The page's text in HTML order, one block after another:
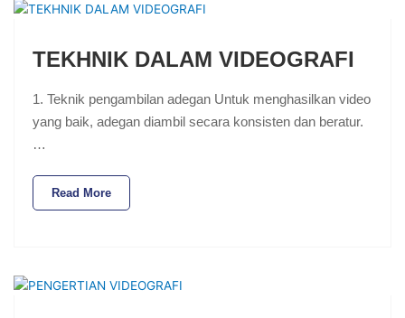
TEKHNIK DALAM VIDEOGRAFI
1. Teknik pengambilan adegan Untuk menghasilkan video
yang baik, adegan diambil secara konsisten dan beratur.
…
Read More